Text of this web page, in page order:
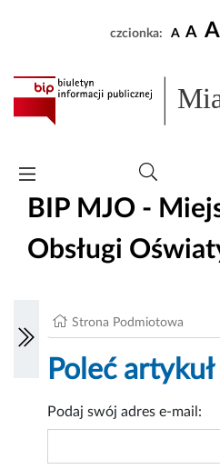
czcionka: A A A
BIP MJO -
Obsługi
Strona Podmiotowa
Poleć
Podaj swój adres e-mail: